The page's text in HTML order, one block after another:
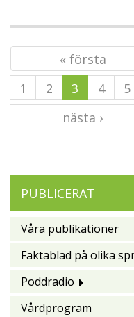
« första
1
2 3 4 5
nästa ›
PUBLICERAT
Våra publikationer
Faktablad på olika
Poddradio
Vårdprogram